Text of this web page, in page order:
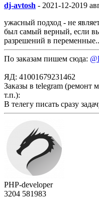
dj-avtosh - 2021-12-2019
ужасный подход - не
был самый верный, если
разрешений в
По заказам пишем сюда:
ЯД: 41001679231462
Заказы в telegram (ремонт
т.п.):
В телегу писать сразу
PHP-developer
3204 581983